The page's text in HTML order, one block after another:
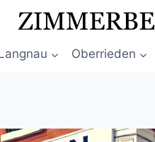
Oberrieden